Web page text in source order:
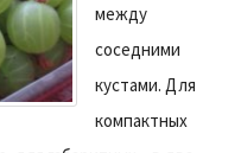
между
соседними
кустами. Для
компактных